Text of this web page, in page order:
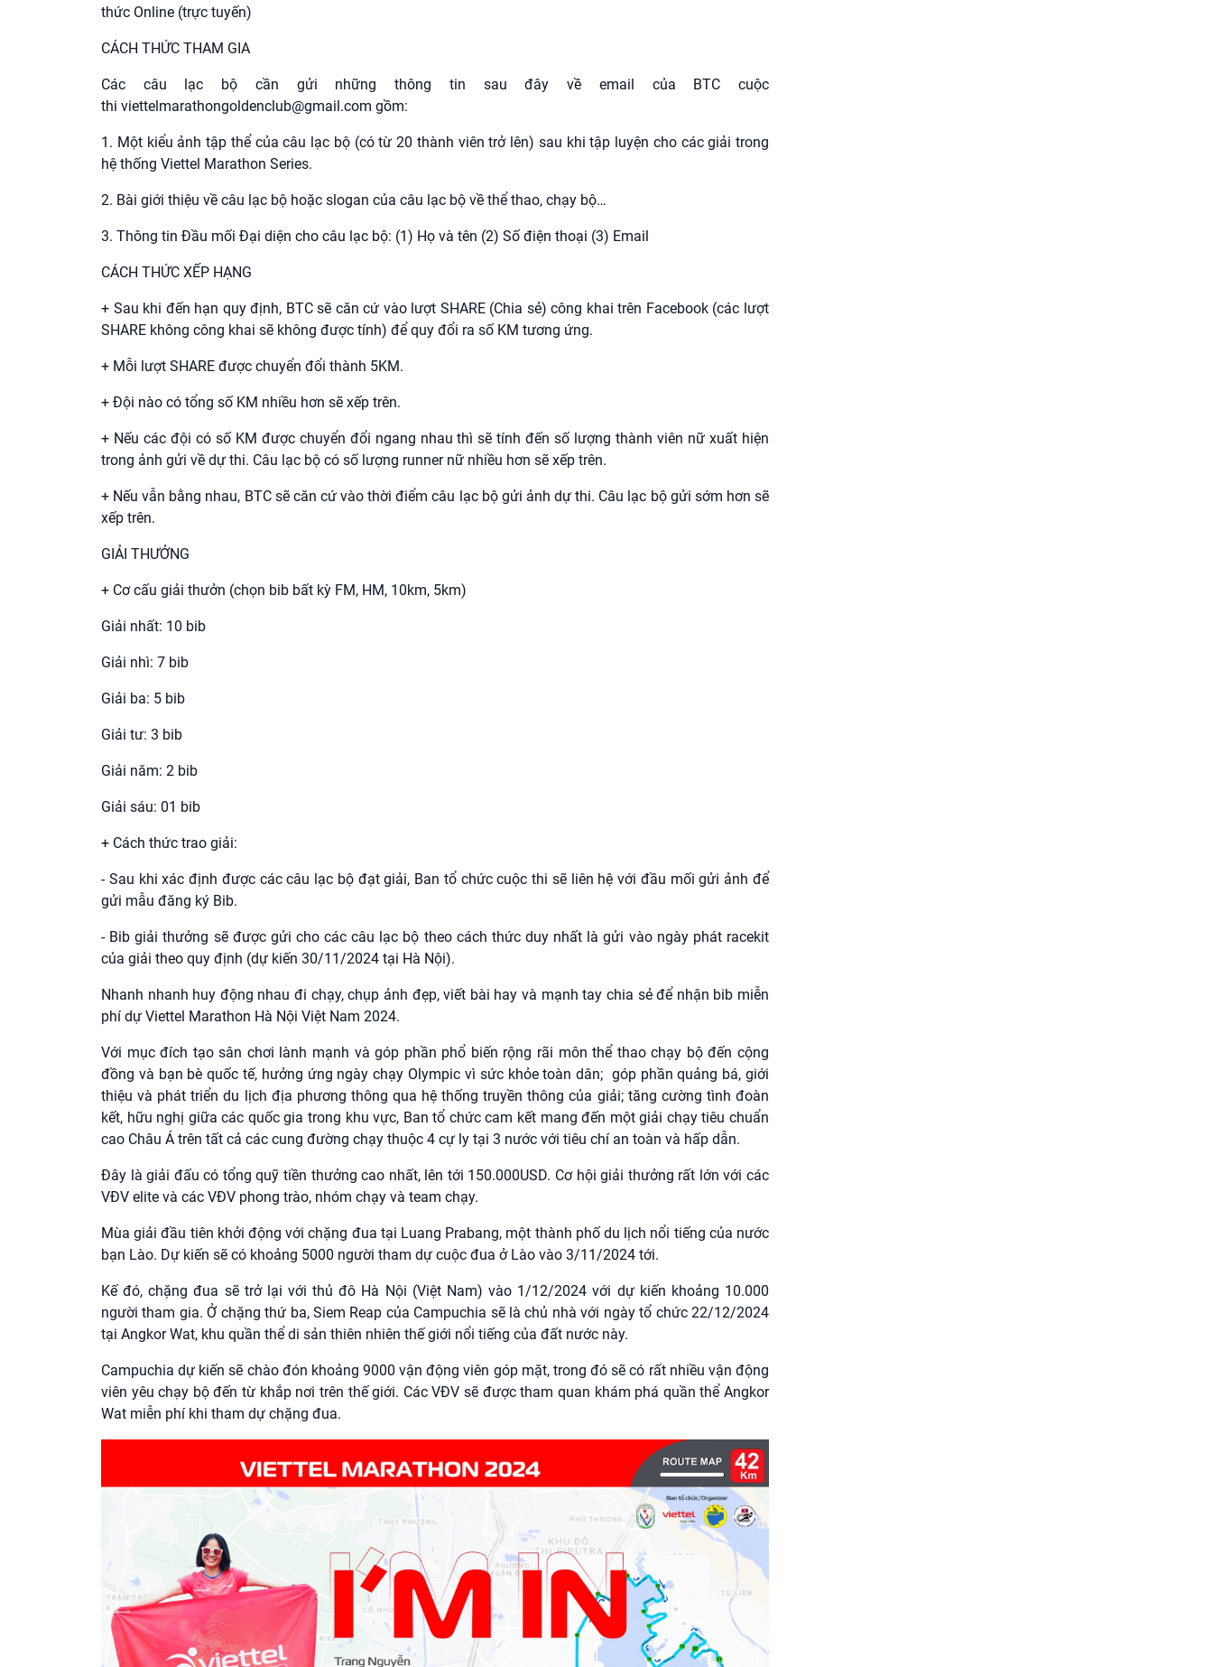
thức Online (trực tuyến)
CÁCH THỨC THAM GIA
Các câu lạc bộ cần gửi những thông tin sau đây về email của BTC cuộc
thi viettelmarathongoldenclub@gmail.com gồm:
1. Một kiểu ảnh tập thể của câu lạc bộ (có từ 20 thành viên trở lên) sau khi tập luyện cho các giải trong
hệ thống Viettel Marathon Series.
2. Bài giới thiệu về câu lạc bộ hoặc slogan của câu lạc bộ về thể thao, chạy bộ…
3. Thông tin Đầu mối Đại diện cho câu lạc bộ: (1) Họ và tên (2) Số điện thoại (3) Email
CÁCH THỨC XẾP HẠNG
+ Sau khi đến hạn quy định, BTC sẽ căn cứ vào lượt SHARE (Chia sẻ) công khai trên Facebook (các lượt
SHARE không công khai sẽ không được tính) để quy đổi ra số KM tương ứng.
+ Mỗi lượt SHARE được chuyển đổi thành 5KM.
+ Đội nào có tổng số KM nhiều hơn sẽ xếp trên.
+ Nếu các đội có số KM được chuyển đổi ngang nhau thì sẽ tính đến số lượng thành viên nữ xuất hiện
trong ảnh gửi về dự thi. Câu lạc bộ có số lượng runner nữ nhiều hơn sẽ xếp trên.
+ Nếu vẫn bằng nhau, BTC sẽ căn cứ vào thời điểm câu lạc bộ gửi ảnh dự thi. Câu lạc bộ gửi sớm hơn sẽ
xếp trên.
GIẢI THƯỞNG
+ Cơ cấu giải thưởn (chọn bib bất kỳ FM, HM, 10km, 5km)
Giải nhất: 10 bib
Giải nhì: 7 bib
Giải ba: 5 bib
Giải tư: 3 bib
Giải năm: 2 bib
Giải sáu: 01 bib
+ Cách thức trao giải:
- Sau khi xác định được các câu lạc bộ đạt giải, Ban tổ chức cuộc thi sẽ liên hệ với đầu mối gửi ảnh để
gửi mẫu đăng ký Bib.
- Bib giải thưởng sẽ được gửi cho các câu lạc bộ theo cách thức duy nhất là gửi vào ngày phát racekit
của giải theo quy định (dự kiến 30/11/2024 tại Hà Nội).
Nhanh nhanh huy động nhau đi chạy, chụp ảnh đẹp, viết bài hay và mạnh tay chia sẻ để nhận bib miễn
phí dự Viettel Marathon Hà Nội Việt Nam 2024.
Với mục đích tạo sân chơi lành mạnh và góp phần phổ biến rộng rãi môn thể thao chạy bộ đến cộng
đồng và bạn bè quốc tế, hưởng ứng ngày chạy Olympic vì sức khỏe toàn dân; góp phần quảng bá, giới
thiệu và phát triển du lịch địa phương thông qua hệ thống truyền thông của giải; tăng cường tình đoàn
kết, hữu nghị giữa các quốc gia trong khu vực, Ban tổ chức cam kết mang đến một giải chạy tiêu chuẩn
cao Châu Á trên tất cả các cung đường chạy thuộc 4 cự ly tại 3 nước với tiêu chí an toàn và hấp dẫn.
Đây là giải đấu có tổng quỹ tiền thưởng cao nhất, lên tới 150.000USD. Cơ hội giải thưởng rất lớn với các
VĐV elite và các VĐV phong trào, nhóm chạy và team chạy.
Mùa giải đầu tiên khởi động với chặng đua tại Luang Prabang, một thành phố du lịch nổi tiếng của nước
bạn Lào. Dự kiến sẽ có khoảng 5000 người tham dự cuộc đua ở Lào vào 3/11/2024 tới.
Kế đó, chặng đua sẽ trở lại với thủ đô Hà Nội (Việt Nam) vào 1/12/2024 với dự kiến khoảng 10.000
người tham gia. Ở chặng thứ ba, Siem Reap của Campuchia sẽ là chủ nhà với ngày tổ chức 22/12/2024
tại Angkor Wat, khu quần thể di sản thiên nhiên thế giới nổi tiếng của đất nước này.
Campuchia dự kiến sẽ chào đón khoảng 9000 vận động viên góp mặt, trong đó sẽ có rất nhiều vận động
viên yêu chạy bộ đến từ khắp nơi trên thế giới. Các VĐV sẽ được tham quan khám phá quần thể Angkor
Wat miễn phí khi tham dự chặng đua.